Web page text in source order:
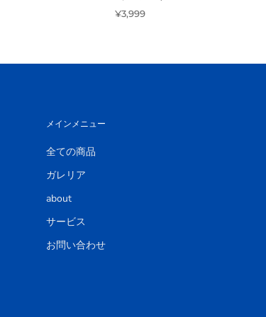
¥3,999
メインメニュー
全ての商品
ガレリア
about
サービス
お問い合わせ